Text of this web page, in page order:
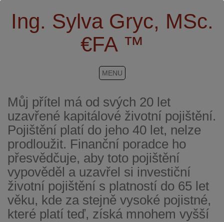
Ing. Sylva Gryc, MSc.
€FA ™
MENU
Můj přítel má od svých 20 let
uzavřené kapitálové životní pojištění.
Pojištění platí do jeho 40 let, nelze
prodloužit. Finanční poradce ho
přesvědčuje, aby toto pojištění
vypověděl a uzavřel si investiční
životní pojištění s platností do 65 let
věku, kde za stejně vysoké pojistné,
které platí teď, získá mnohem vyšší